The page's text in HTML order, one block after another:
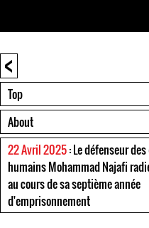
<
Top
About
22 Avril 2025: Le défenseur
humains Mohammad Najafi
au cours de sa septième année
d'emprisonnement